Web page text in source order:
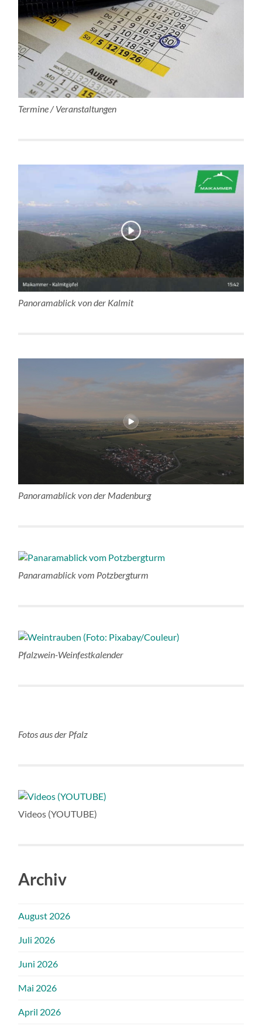
Termine / Veranstaltungen
Panoramablick von der Kalmit
Panoramablick von der Madenburg
Panaramablick vom Potzbergturm
Pfalzwein-Weinfestkalender
Fotos aus der Pfalz
Videos (YOUTUBE)
Archiv
August 2026
Juli 2026
Juni 2026
Mai 2026
April 2026